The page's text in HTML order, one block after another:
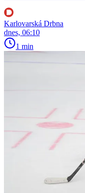
Karlovarská Drbna
dnes, 06:10
1 min